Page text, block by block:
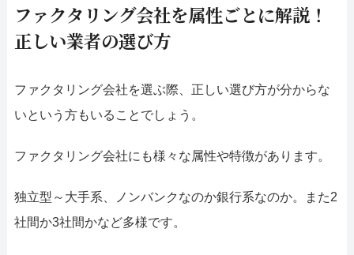
名古屋支店HP 福岡支店HP
お問合せ
査定依頼
お問い合わせ
052-414-4107 092-419-2433
おすすめ記事
ファクタリングで即日資金調達するための方法
ファクタリング会社を属性ごとに解説！
正しい業者の選び方
ファクタリング会社を選ぶ際、正しい選び方が分からな
いという方もいることでしょう。
ファクタリング会社にも様々な属性や特徴があります。
独立型～大手系、ノンバンクなのか銀行系なのか。また2
社間か3社間かなど多様です。